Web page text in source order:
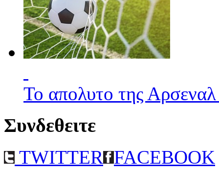
Το απολυτο της
Συνδεθειτε
TWITTER FACEBOOK